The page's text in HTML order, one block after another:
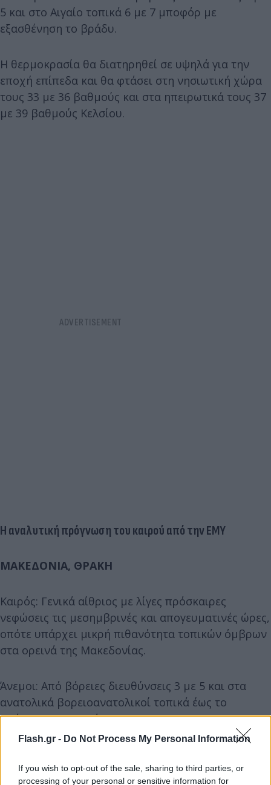
Flash.gr - Do Not Process My Personal Information
If you wish to opt-out of the sale, sharing to third parties, or
processing of your personal or sensitive information for
5 και στο Αιγαίο τοπικά 6 με 7 μποφόρ με
εξασθένηση το βράδυ.
Η θερμοκρασία θα διατηρηθεί σε υψηλά για την
εποχή επίπεδα και θα φτάσει στη νησιωτική χώρα
τους 33 με 36 βαθμούς και στα ηπειρωτικά τους 37
με 39 βαθμούς Κελσίου.
Η αναλυτική πρόγνωση του καιρού από την ΕΜΥ
ΜΑΚΕΔΟΝΙΑ, ΘΡΑΚΗ
Καιρός: Γενικά αίθριος με λίγες πρόσκαιρες
νεφώσεις τις μεσημβρινές και απογευματινές ώρες,
οπότε υπάρχει μικρή πιθανότητα τοπικών όμβρων
στα ορεινά της Μακεδονίας.
Άνεμοι: Από βόρειες διευθύνσεις 3 με 5 και στα
ανατολικά βορειοανατολικοί τοπικά έως το
απόγευμα 6 μποφόρ.
δυτική Μακεδονία 2 με 3 βαθμούς χαμηλότερη.